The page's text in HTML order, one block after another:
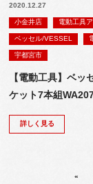
2020.12.27
小金井店 電動工具
ベッセル/VESSEL
宇都宮市
【電動工具】ベッ
ケット7本組
詳しく見る
«